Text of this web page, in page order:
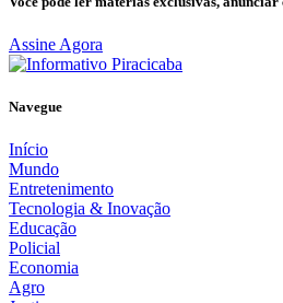
Assine Agora
Navegue
Início
Mundo
Entretenimento
Tecnologia & Inovação
Educação
Policial
Economia
Agro